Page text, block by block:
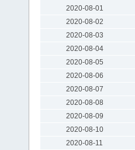
2020-08-01
2020-08-02
2020-08-03
2020-08-04
2020-08-05
2020-08-06
2020-08-07
2020-08-08
2020-08-09
2020-08-10
2020-08-11